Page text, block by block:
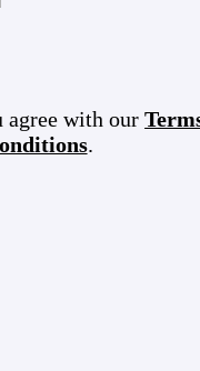
agree with our
.